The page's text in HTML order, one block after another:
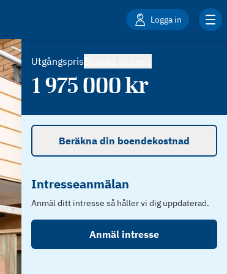
Logga in
Utgångspris
1 975 000kr
Beräkna din boendekostnad
Intresseanmälan
Anmäl ditt intresse så håller vi dig uppdaterad.
Anmäl intresse